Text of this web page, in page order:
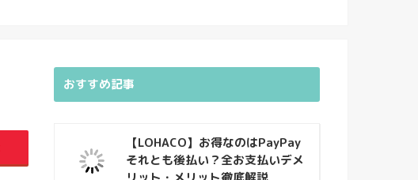
おすすめ記事
【LOHACO】お得なのはPayPay
それとも後払い？全お支払いデメ